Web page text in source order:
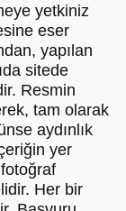
yetkiniz
eser
yapılan
sitede
Resmin
tam olarak
aydınlık
yer
Her bir